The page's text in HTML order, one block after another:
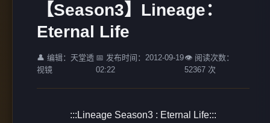
【Season3】Lineage：
Eternal Life
👤 编辑：天堂透
视镜
📅 发布时间：2012-09-19
02:22
👁️ 阅读次数：
52367 次
:::Lineage Season3 : Eternal Life:::